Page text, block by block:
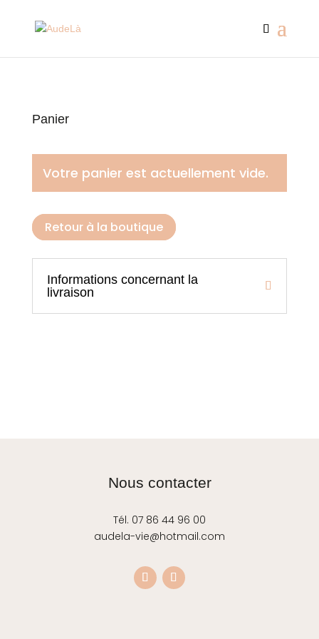
Panier
Votre panier est actuellement vide.
Retour à la boutique
Informations concernant la
livraison
Nous contacter
Tél. 07 86 44 96 00
audela-vie@hotmail.com